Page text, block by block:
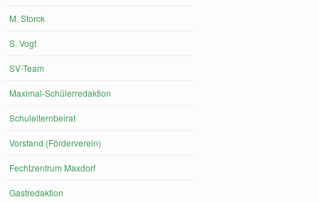
M. Storck
S. Vogt
SV-Team
Maximal-Schülerredaktion
Schulelternbeirat
Vorstand (Förderverein)
Fechtzentrum Maxdorf
Gastredaktion